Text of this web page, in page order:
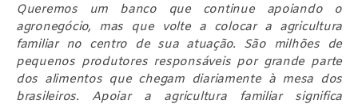
Queremos um banco que continue apoiando o
agronegócio, mas que volte a colocar a agricultura
familiar no centro de sua atuação. São milhões de
pequenos produtores responsáveis por grande parte
dos alimentos que chegam diariamente à mesa dos
brasileiros. Apoiar a agricultura familiar significa